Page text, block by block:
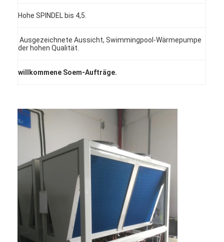
Zuhause
Produkte
Videos
VR Show
Über uns
Hohe SPINDEL bis 4,5.
Ausgezeichnete Aussicht, Swimmingpool-Wärmepumpe
der hohen Qualität.
willkommene Soem-Aufträge.